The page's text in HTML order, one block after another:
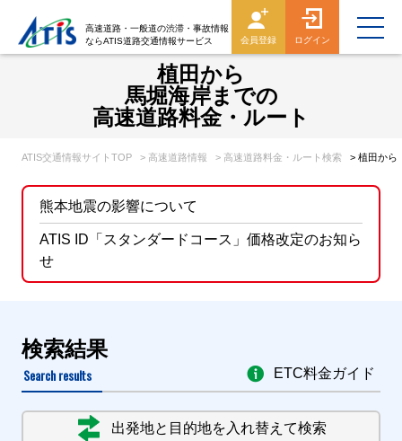
高速道路・一般道の渋滞・事故情報
ならATIS道路交通情報サービス
会員登録 ログイン
植田から
馬堀海岸までの
高速道路料金・ルート
ATIS交通情報サイトTOP > 高速道路情報 > 高速道路料金・ルート検索 > 植田から
熊本地震の影響について
ATIS ID「スタンダードコース」価格改定のお知ら
せ
検索結果
Search results
出発地と目的地を入れ替えて検索
ETC料金ガイド